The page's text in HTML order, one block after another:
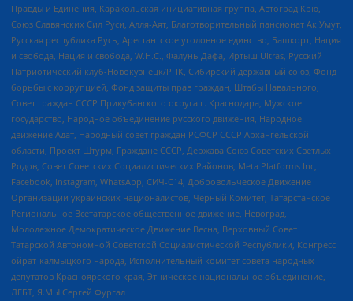
Правды и Единения, Каракольская инициативная группа, Автоград Крю,
Союз Славянских Сил Руси, Алля-Аят, Благотворительный пансионат Ак Умут,
Русская республика Русь, Арестантское уголовное единство, Башкорт, Нация
и свобода, Нация и свобода, W.H.С., Фалунь Дафа, Иртыш Ultras, Русский
Патриотический клуб-Новокузнецк/РПК, Сибирский державный союз, Фонд
борьбы с коррупцией, Фонд защиты прав граждан, Штабы Навального,
Совет граждан СССР Прикубанского округа г. Краснодара, Мужское
государство, Народное объединение русского движения, Народное
движение Адат, Народный совет граждан РСФСР СССР Архангельской
области, Проект Штурм, Граждане СССР, Держава Союз Советских Светлых
Родов, Совет Советских Социалистических Районов, Meta Platforms Inc,
Facebook, Instagram, WhatsApp, СИЧ-С14, Добровольческое Движение
Организации украинских националистов, Черный Комитет, Татарстанское
Региональное Всетатарское общественное движение, Невоград,
Молодежное Демократическое Движение Весна, Верховный Совет
Татарской Автономной Советской Социалистической Республики, Конгресс
ойрат-калмыцкого народа, Исполнительный комитет совета народных
депутатов Красноярского края, Этническое национальное объединение,
ЛГБТ, Я.МЫ Сергей Фургал